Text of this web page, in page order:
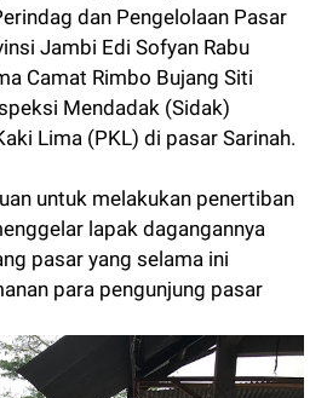
dan Pengelolaan Pasar
Jambi Edi Sofyan Rabu
Camat Rimbo Bujang Siti
Mendadak (Sidak)
Lima (PKL) di pasar Sarinah.
untuk melakukan penertiban
lapak dagangannya
pasar yang selama ini
para pengunjung pasar